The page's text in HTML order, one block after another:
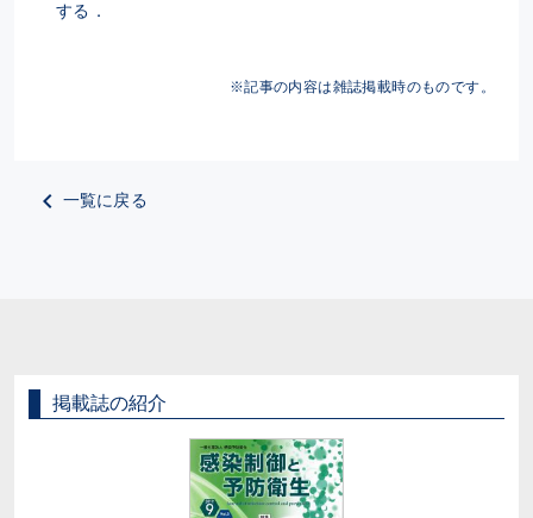
する．
※記事の内容は雑誌掲載時のものです。
一覧に戻る
掲載誌の紹介